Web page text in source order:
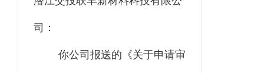
司 ：
你公司报送的《关于申请审